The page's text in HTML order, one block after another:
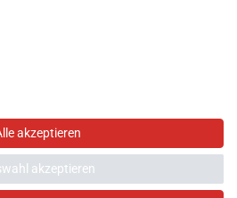
akzeptieren
akzeptieren